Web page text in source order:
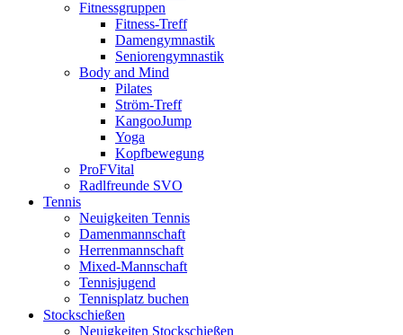
Fitnessgruppen
Fitness-Treff
Damengymnastik
Seniorengymnastik
Body and Mind
Pilates
Ström-Treff
KangooJump
Yoga
Kopfbewegung
ProFVital
Radlfreunde SVO
Tennis
Neuigkeiten Tennis
Damenmannschaft
Herrenmannschaft
Mixed-Mannschaft
Tennisjugend
Tennisplatz buchen
Stockschießen
Neuigkeiten Stockschießen